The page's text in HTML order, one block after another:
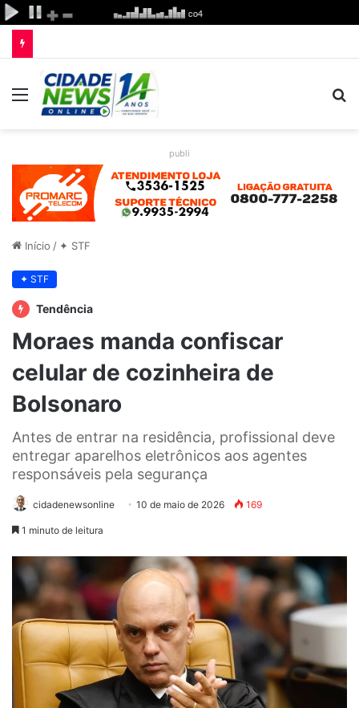
Menu
publi
Início / ✦ STF
✦ STF
Tendência
Moraes manda confiscar
celular de cozinheira de
Bolsonaro
Antes de entrar na residência, profissional deve
entregar aparelhos eletrônicos aos agentes
responsáveis pela segurança
cidadenewsonline 10 de maio de 2026 169
1 minuto de leitura